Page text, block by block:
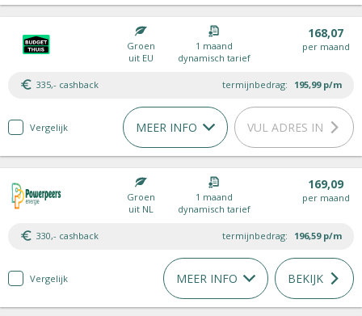
Groen
uit EU
1 maand
dynamisch tarief
168,07
per maand
335,- cashback termijnbedrag: 195,99 p/m
Vergelijk MEER INFO VUL ADRES IN
Groen
uit NL
1 maand
dynamisch tarief
169,09
per maand
330,- cashback termijnbedrag: 196,59 p/m
Vergelijk MEER INFO BEKIJK